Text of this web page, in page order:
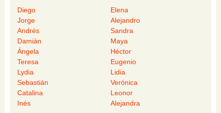
Diego
Elena
Jorge
Alejandro
Andrés
Sandra
Damián
Maya
Ángela
Héctor
Teresa
Eugenio
Lydia
Lidia
Sebastián
Verónica
Catalina
Leonor
Inés
Alejandra